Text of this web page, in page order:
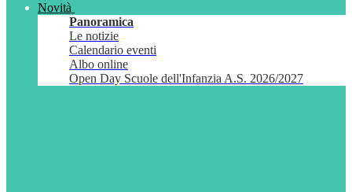
Novità
Panoramica
Le notizie
Calendario eventi
Albo online
Open Day Scuole dell'Infanzia A.S. 2026/2027